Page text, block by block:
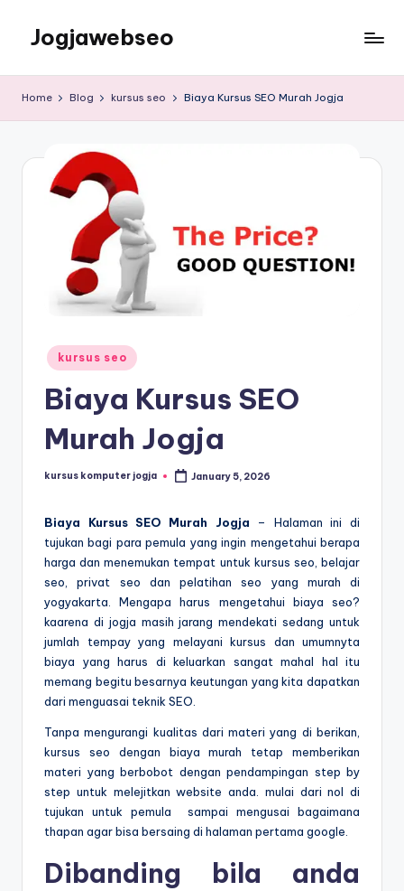
Jogjawebseo
Home Blog kursus seo Biaya Kursus SEO Murah Jogja
kursus seo
Biaya Kursus SEO
Murah Jogja
kursus komputer jogja January 5, 2026
Biaya Kursus SEO Murah Jogja
– Halaman ini di
tujukan bagi para pemula yang ingin mengetahui berapa
harga dan menemukan tempat untuk kursus seo, belajar
seo, privat seo dan pelatihan seo yang murah di
yogyakarta. Mengapa harus mengetahui biaya seo?
kaarena di jogja masih jarang mendekati sedang untuk
jumlah tempay yang melayani kursus dan umumnyta
biaya yang harus di keluarkan sangat mahal hal itu
memang begitu besarnya keutungan yang kita dapatkan
dari menguasai teknik SEO.
Tanpa mengurangi kualitas dari materi yang di berikan,
kursus seo dengan biaya murah tetap memberikan
materi yang berbobot dengan pendampingan step by
step untuk melejitkan website anda. mulai dari nol di
tujukan untuk pemula sampai mengusai bagaimana
thapan agar bisa bersaing di halaman pertama google.
Dibanding bila anda